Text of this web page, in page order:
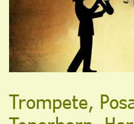
Trompete,